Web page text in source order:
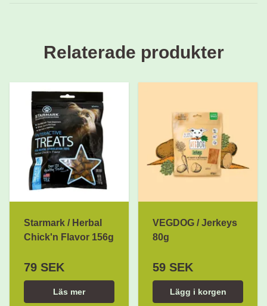
Relaterade produkter
Starmark / Herbal
Chick'n Flavor 156g
79 SEK
Läs mer
VEGDOG / Jerkeys
80g
59 SEK
Lägg i korgen